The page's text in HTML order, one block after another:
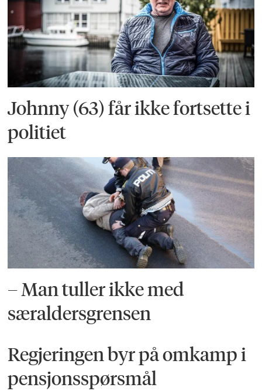
Johnny (63) får ikke fortsette i
politiet
– Man tuller ikke med
særaldersgrensen
Regjeringen byr på omkamp i
pensjonsspørsmål